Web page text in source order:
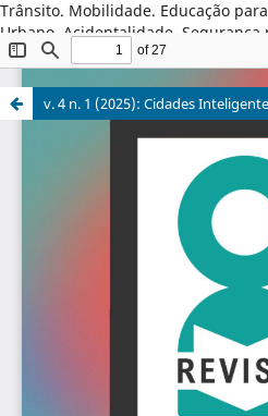
Trânsito. Mobilidade. Educação
Urbano. Acidentalidade.
Tráfego. Gestão do Trânsito.
Departamento Estadual de
v. 4 n. 1 (2025): Cidades